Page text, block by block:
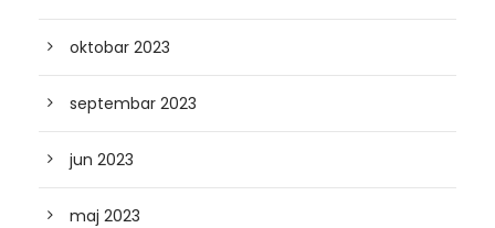
oktobar 2023
septembar 2023
jun 2023
maj 2023